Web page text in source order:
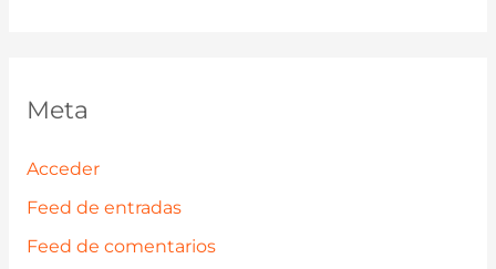
Meta
Acceder
Feed de entradas
Feed de comentarios